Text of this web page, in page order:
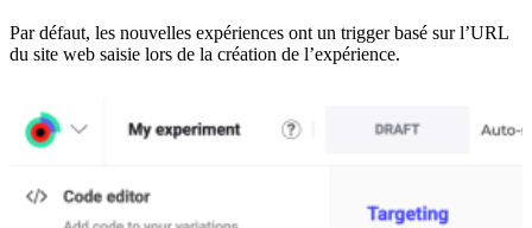
Par défaut, les nouvelles expériences ont un trigger basé sur l’URL
du site web saisie lors de la création de l’expérience.